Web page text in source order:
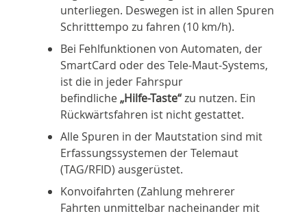
unterliegen. Deswegen ist in allen Spuren
Schritttempo zu fahren (10 km/h).
Bei Fehlfunktionen von Automaten, der
SmartCard oder des Tele-Maut-Systems,
ist die in jeder Fahrspur
befindliche„Hilfe-Taste“zu nutzen. Ein
Rückwärtsfahren ist nicht gestattet.
Alle Spuren in der Mautstation sind mit
Erfassungssystemen der Telemaut
(TAG/RFID) ausgerüstet.
Konvoifahrten (Zahlung mehrerer
Fahrten unmittelbar nacheinander mit